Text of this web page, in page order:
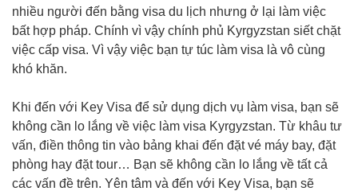
nhiều người đến bằng visa du lịch nhưng ở lại làm việc
bất hợp pháp. Chính vì vậy chính phủ Kyrgyzstan siết chặt
việc cấp visa. Vì vậy việc bạn tự túc làm visa là vô cùng
khó khăn.
Khi đến với Key Visa để sử dụng dịch vụ làm visa, bạn sẽ
không cần lo lắng về việc làm visa Kyrgyzstan. Từ khâu tư
vấn, điền thông tin vào bảng khai đến đặt vé máy bay, đặt
phòng hay đặt tour… Bạn sẽ không cần lo lắng về tất cả
các vấn đề trên. Yên tâm và đến với Key Visa, bạn sẽ